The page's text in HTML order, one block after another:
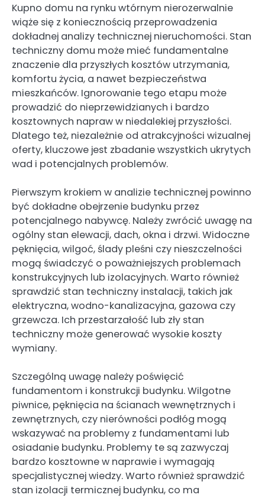
Kupno domu na rynku wtórnym nierozerwalnie
wiąże się z koniecznością przeprowadzenia
dokładnej analizy technicznej nieruchomości. Stan
techniczny domu może mieć fundamentalne
znaczenie dla przyszłych kosztów utrzymania,
komfortu życia, a nawet bezpieczeństwa
mieszkańców. Ignorowanie tego etapu może
prowadzić do nieprzewidzianych i bardzo
kosztownych napraw w niedalekiej przyszłości.
Dlatego też, niezależnie od atrakcyjności wizualnej
oferty, kluczowe jest zbadanie wszystkich ukrytych
wad i potencjalnych problemów.
Pierwszym krokiem w analizie technicznej powinno
być dokładne obejrzenie budynku przez
potencjalnego nabywcę. Należy zwrócić uwagę na
ogólny stan elewacji, dach, okna i drzwi. Widoczne
pęknięcia, wilgoć, ślady pleśni czy nieszczelności
mogą świadczyć o poważniejszych problemach
konstrukcyjnych lub izolacyjnych. Warto również
sprawdzić stan techniczny instalacji, takich jak
elektryczna, wodno-kanalizacyjna, gazowa czy
grzewcza. Ich przestarzałość lub zły stan
techniczny może generować wysokie koszty
wymiany.
Szczególną uwagę należy poświęcić
fundamentom i konstrukcji budynku. Wilgotne
piwnice, pęknięcia na ścianach wewnętrznych i
zewnętrznych, czy nierówności podłóg mogą
wskazywać na problemy z fundamentami lub
osiadanie budynku. Problemy te są zazwyczaj
bardzo kosztowne w naprawie i wymagają
specjalistycznej wiedzy. Warto również sprawdzić
stan izolacji termicznej budynku, co ma